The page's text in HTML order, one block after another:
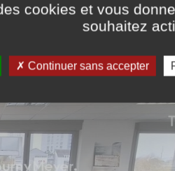
cookies et vous
souhaitez
Continuer sans accepter